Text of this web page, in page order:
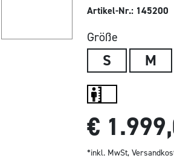
Artikel-Nr.: 145200
Größe
S M
€
*inkl. MwSt,